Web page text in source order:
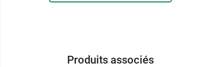
Produits associés